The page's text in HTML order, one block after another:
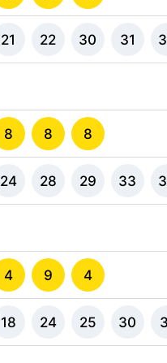
21 22 30 31
8 8 8
24 28 29 33
4 9 4
18 24 25 30